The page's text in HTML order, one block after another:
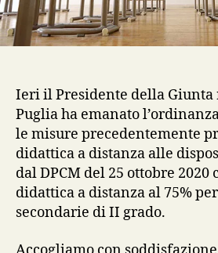
Ieri il Presidente della
Puglia ha emanato
le misure precedentemente
didattica a distanza alle
dal DPCM del 25 ottobre 2020
didattica a distanza al 75%
secondarie di II grado.